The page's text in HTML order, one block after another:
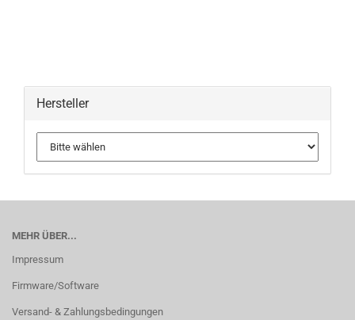
Hersteller
MEHR ÜBER...
Impressum
Firmware/Software
Versand- & Zahlungsbedingungen